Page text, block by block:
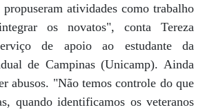
atividades como trabalho
os novatos", conta Tereza
de apoio ao estudante da
de Campinas (Unicamp). Ainda
abusos. "Não temos controle do que
quando identificamos os veteranos